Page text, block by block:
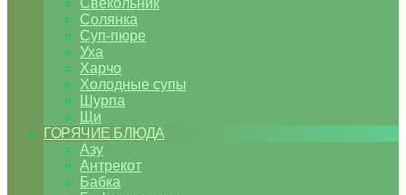
Свекольник
Солянка
Суп-пюре
Уха
Харчо
Холодные супы
Шурпа
Щи
ГОРЯЧИЕ БЛЮДА
Азу
Антрекот
Бабка